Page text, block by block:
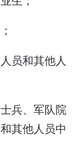
员和其他人
兵、军队院
其他人员中